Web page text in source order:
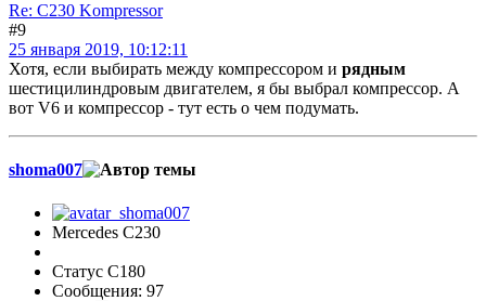
Re: C230 Kompressor
#9
25 января 2019, 10:12:11
Хотя, если выбирать между компрессором и рядным
шестицилиндровым двигателем, я бы выбрал компрессор. А
вот V6 и компрессор - тут есть о чем подумать.
shoma007
Mercedes C230
Статус C180
Сообщения: 97